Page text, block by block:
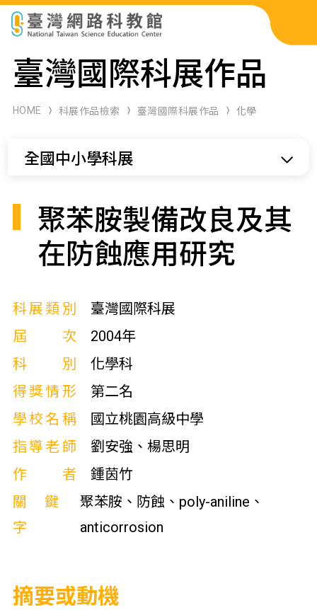
科展作品檢索
科學研習月刊
臺灣國際科展作品
HOME 科展作品檢索 臺灣國際科展作品 化學
全國中小學科展
聚苯胺製備改良及其
在防蝕應用研究
科展類別
臺灣國際科展
屆次
2004年
科別
化學科
得獎情形
第二名
學校名稱
國立桃園高級中學
指導老師
劉安強、楊思明
作者
鍾茵竹
關鍵
字
聚苯胺、防蝕、poly-aniline、
anticorrosion
摘要或動機